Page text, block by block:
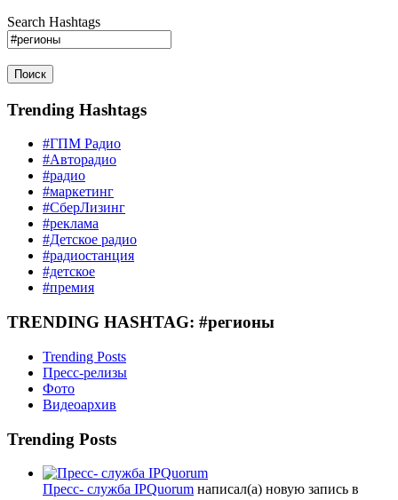
Search Hashtags
Поиск
Trending Hashtags
#ГПМ Радио
#Авторадио
#радио
#маркетинг
#СберЛизинг
#реклама
#Детское радио
#радиостанция
#детское
#премия
TRENDING HASHTAG: #регионы
Trending Posts
Пресс-релизы
Фото
Видеоархив
Trending Posts
Пресс- служба IPQuorum написал(а) новую запись в